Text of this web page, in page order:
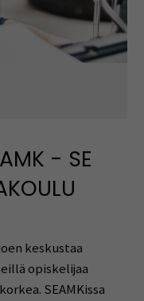
- SE
keskustaa
opiskelijaa
SEAMKissa